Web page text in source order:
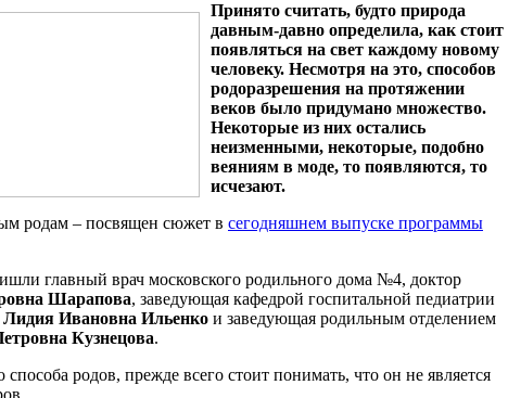
Принято считать, будто природа
давным-давно определила, как стоит
появляться на свет каждому новому
человеку. Несмотря на это, способов
родоразрешения на протяжении
веков было придумано множество.
Некоторые из них остались
неизменными, некоторые, подобно
веяниям в моде, то появляются, то
исчезают.
родам – посвящен сюжет в сегодняшнем выпуске программы
главный врач московского родильного дома №4, доктор
Шарапова, заведующая кафедрой госпитальной педиатрии
Лидия Ивановна Ильенко и заведующая родильным отделением
Кузнецова.
родов, прежде всего стоит понимать, что он не является